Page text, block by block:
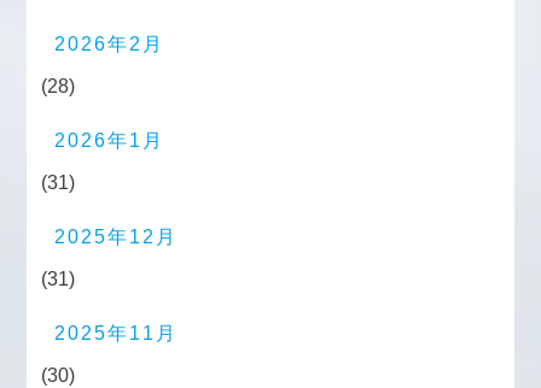
2026年2月
(28)
2026年1月
(31)
2025年12月
(31)
2025年11月
(30)